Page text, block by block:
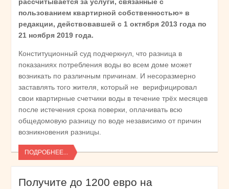
рассчитывается за услуги, связанные с
пользованием квартирной собственностью» в
редакции, действовавшей с 1 октября 2013 года по
21 ноября 2019 года.
Конституционный суд подчеркнул, что разница в
показаниях потребления воды во всем доме может
возникать по различным причинам. И несоразмерно
заставлять того жителя, который не верифицировал
свои квартирные счетчики воды в течение трёх месяцев
после истечения срока поверки, оплачивать всю
общедомовую разницу по воде независимо от причин
возникновения разницы.
ПОДРОБНЕЕ...
Получите до 1200 евро на